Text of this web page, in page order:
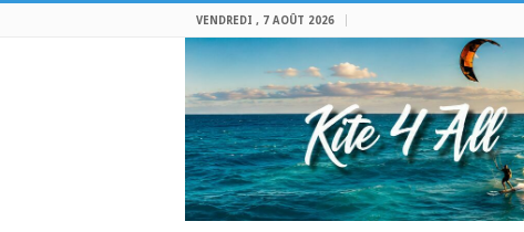
VENDREDI , 7 AOÛT 2026